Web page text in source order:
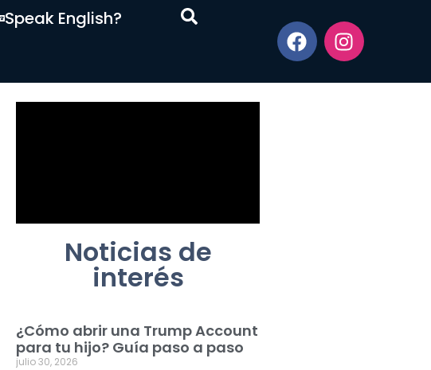
Speak English?
Noticias de
interés
¿Cómo abrir una Trump Account
para tu hijo? Guía paso a paso
julio 30, 2026